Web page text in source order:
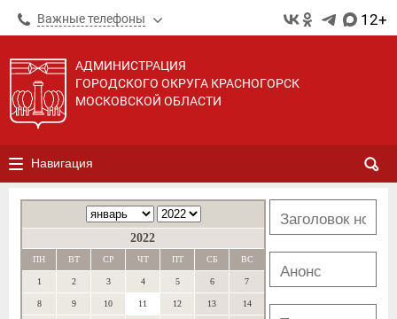
Важные телефоны 12+
АДМИНИСТРАЦИЯ
ГОРОДСКОГО ОКРУГА КРАСНОГОРСК
МОСКОВСКОЙ ОБЛАСТИ
Навигация
2022
ПН ВТ СР ЧТ ПТ СБ ВС
1 2 3 4 5 6 7
8 9 10 11 12 13 14